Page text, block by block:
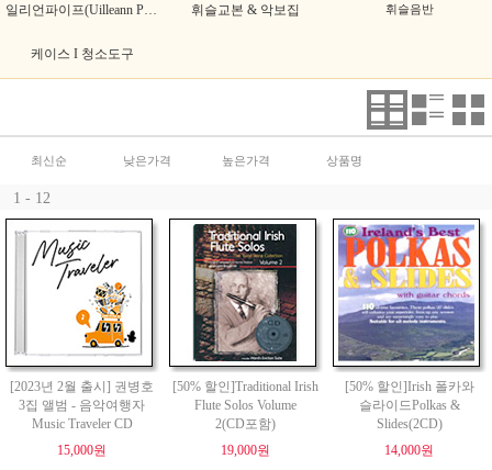
휘슬교본 & 악보집 휘슬음반
케이스 I 청소도구
최신순 낮은가격 높은가격 상품명
1 - 12
[2023년 2월 출시] 권병호
3집 앨범 - 음악여행자
Music Traveler CD
15,000원
[50% 할인]Traditional Irish
Flute Solos Volume
2(CD포함)
19,000원
[50% 할인]Irish 폴카와
슬라이드Polkas &
Slides(2CD)
14,000원